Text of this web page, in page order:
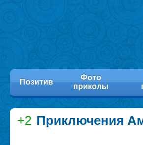
Позитив
Фото
приколы
+2 Приключения